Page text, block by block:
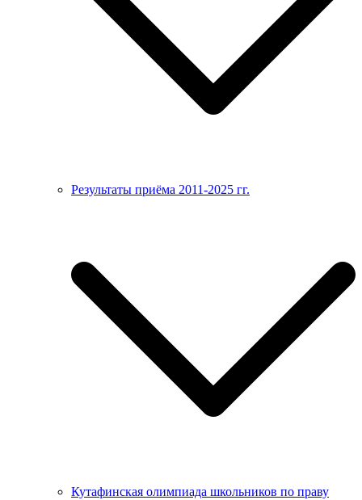
Результаты приёма 2011-2025 гг.
Кутафинская олимпиада школьников по праву